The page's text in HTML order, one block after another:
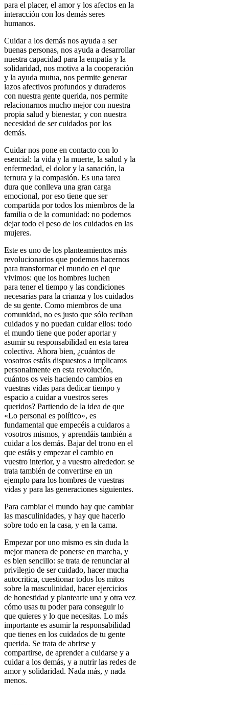
para el placer, el amor y los afectos en la
interacción con los demás seres
humanos.
Cuidar a los demás nos ayuda a ser
buenas personas, nos ayuda a desarrollar
nuestra capacidad para la empatía y la
solidaridad, nos motiva a la cooperación
y la ayuda mutua, nos permite generar
lazos afectivos profundos y duraderos
con nuestra gente querida, nos permite
relacionarnos mucho mejor con nuestra
propia salud y bienestar, y con nuestra
necesidad de ser cuidados por los
demás.
Cuidar nos pone en contacto con lo
esencial: la vida y la muerte, la salud y la
enfermedad, el dolor y la sanación, la
ternura y la compasión. Es una tarea
dura que conlleva una gran carga
emocional, por eso tiene que ser
compartida por todos los miembros de la
familia o de la comunidad: no podemos
dejar todo el peso de los cuidados en las
mujeres.
Este es uno de los planteamientos más
revolucionarios que podemos hacernos
para transformar el mundo en el que
vivimos: que los hombres luchen
para tener el tiempo y las condiciones
necesarias para la crianza y los cuidados
de su gente. Como miembros de una
comunidad, no es justo que sólo reciban
cuidados y no puedan cuidar ellos: todo
el mundo tiene que poder aportar y
asumir su responsabilidad en esta tarea
colectiva. Ahora bien, ¿cuántos de
vosotros estáis dispuestos a implicaros
personalmente en esta revolución,
cuántos os veis haciendo cambios en
vuestras vidas para dedicar tiempo y
espacio a cuidar a vuestros seres
queridos? Partiendo de la idea de que
«Lo personal es político», es
fundamental que empecéis a cuidaros a
vosotros mismos, y aprendáis también a
cuidar a los demás. Bajar del trono en el
que estáis y empezar el cambio en
vuestro interior, y a vuestro alrededor: se
trata también de convertirse en un
ejemplo para los hombres de vuestras
vidas y para las generaciones siguientes.
Para cambiar el mundo hay que cambiar
las masculinidades, y hay que hacerlo
sobre todo en la casa, y en la cama.
Empezar por uno mismo es sin duda la
mejor manera de ponerse en marcha, y
es bien sencillo: se trata de renunciar al
privilegio de ser cuidado, hacer mucha
autocritica, cuestionar todos los mitos
sobre la masculinidad, hacer ejercicios
de honestidad y plantearte una y otra vez
cómo usas tu poder para conseguir lo
que quieres y lo que necesitas. Lo más
importante es asumir la responsabilidad
que tienes en los cuidados de tu gente
querida. Se trata de abrirse y
compartirse, de aprender a cuidarse y a
cuidar a los demás, y a nutrir las redes de
amor y solidaridad. Nada más, y nada
menos.